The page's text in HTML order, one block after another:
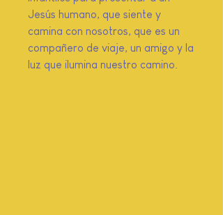
Jesús humano, que siente y
camina con nosotros, que es un
compañero de viaje, un amigo y la
luz que ilumina nuestro camino.